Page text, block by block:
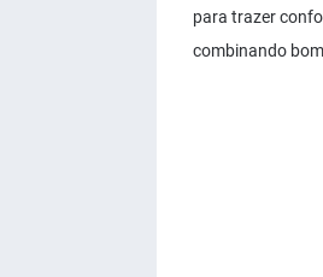
para trazer
combinando